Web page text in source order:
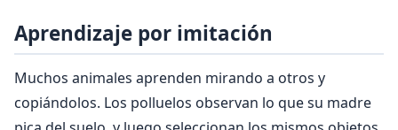
Aprendizaje por imitación
Muchos animales aprenden mirando a otros y
copiándolos. Los polluelos observan lo que su madre